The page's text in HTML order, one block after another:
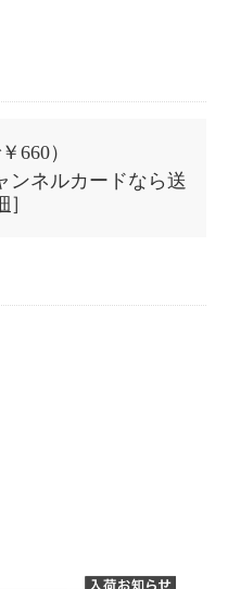
660）
ンネルカードなら送
］